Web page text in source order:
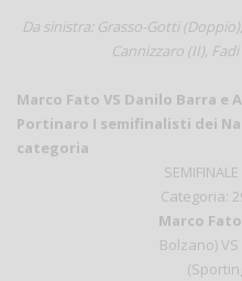
Da sinistra: Grasso-Gotti
Cannizzaro (II),
Marco Fato VS Danilo Barra e
Portinaro I semifinalisti dei
categoria
Categoria:
Marco Fato
Bolzano) VS